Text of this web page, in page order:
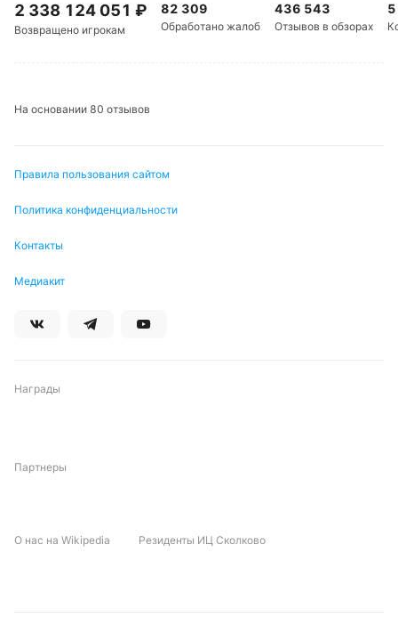
2 338 124 051 ₽
Возвращено игрокам
82 309
Обработано жалоб
436 543
Отзывов в обзорах
На основании 80 отзывов
Правила пользования сайтом
Политика конфиденциальности
Контакты
Медиакит
Награды
Партнеры
О нас на Wikipedia Резиденты ИЦ Сколково